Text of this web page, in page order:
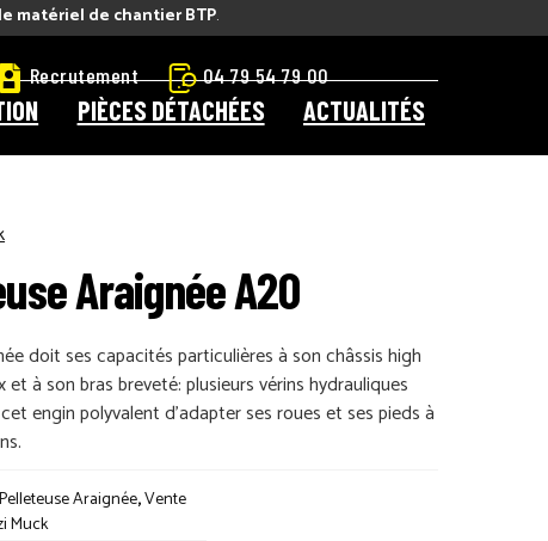
matériel de chantier BTP.
Recrutement 04 79 54 79 00
PIÈCES DÉTACHÉES ACTUALITÉS
Araignée A20
doit ses capacités particulières à son châssis high
et à son bras breveté: plusieurs vérins hydrauliques
engin polyvalent d’adapter ses roues et ses pieds à
Pelleteuse Araignée,Vente
Muck